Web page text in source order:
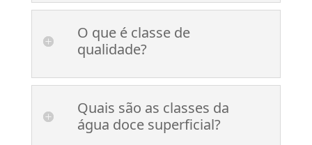
O que é classe de
qualidade?
Quais são as classes da
água doce superficial?